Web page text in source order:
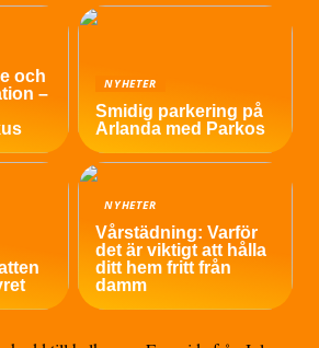
och
–
NYHETER
Smidig parkering på
Arlanda med Parkos
NYHETER
Vårstädning: Varför
det är viktigt att hålla
ditt hem fritt från
damm